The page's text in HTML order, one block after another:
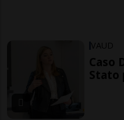
VAUD
Caso
Stato